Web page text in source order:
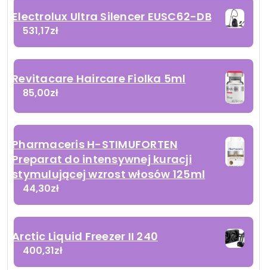
Electrolux Ultra Silencer EUSC62-DB
531,17zł
Revitacare Haircare Fiolka 5ml
85,00zł
Pharmaceris H-STIMUFORTEN
Preparat do intensywnej kuracji
stymulującej wzrost włosów 125ml
44,30zł
Arctic Liquid Freezer II 240
400,31zł